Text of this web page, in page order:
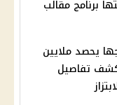
برنامج مقالب
يحصد ملايين
تفاصيل